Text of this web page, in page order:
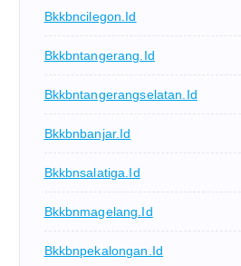
Bkkbncilegon.id
Bkkbntangerang.id
Bkkbntangerangselatan.id
Bkkbnbanjar.id
Bkkbnsalatiga.id
Bkkbnmagelang.id
Bkkbnpekalongan.id